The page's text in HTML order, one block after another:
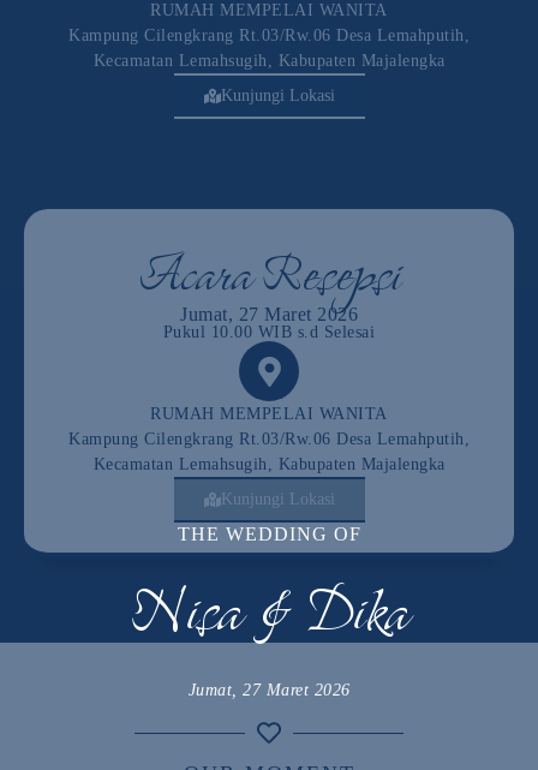
THE WEDDING OF
Nisa & Dika
Jumat, 27 Maret 2026
RUMAH MEMPELAI WANITA
Kampung Cilengkrang Rt.03/rw.06 Desa Lemahputih,
Kecamatan Lemahsugih, Kabupaten Majalengka
Kunjungi Lokasi
Acara Resepsi
Jumat, 27 Maret 2026
Pukul 10.00 WIB s.d Selesai
RUMAH MEMPELAI WANITA
Kampung Cilengkrang Rt.03/rw.06 Desa Lemahputih,
Kecamatan Lemahsugih, Kabupaten Majalengka
Kunjungi Lokasi